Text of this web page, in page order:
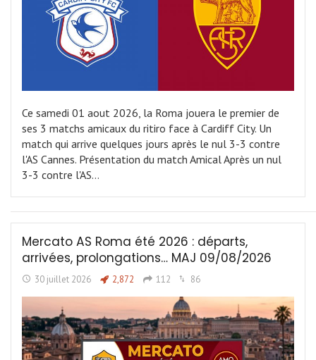
Ce samedi 01 aout 2026, la Roma jouera le premier de
ses 3 matchs amicaux du ritiro face à Cardiff City. Un
match qui arrive quelques jours après le nul 3-3 contre
l'AS Cannes. Présentation du match Amical Après un nul
3-3 contre l'AS…
Mercato AS Roma été 2026 : départs,
arrivées, prolongations… MAJ 09/08/2026
30 juillet 2026 2,872 112 86